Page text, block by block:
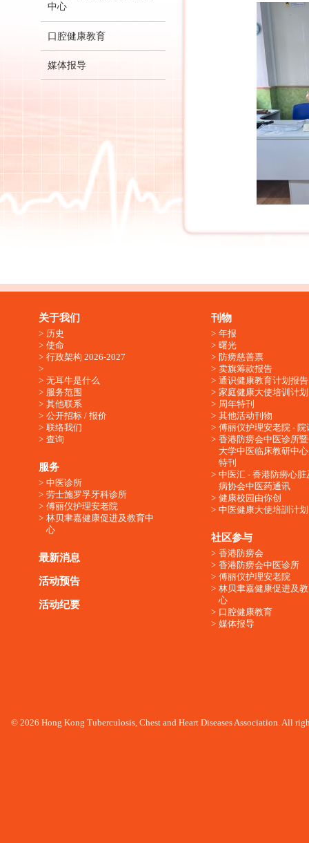
中心
口腔健康教育
媒体报导
关于我们
历史
使命
行政架构 2026-2027
无耳牛是什么
服务范围
其他联系
公开招标 / 报价
联络我们
查询
服务
中医诊所
劳士施罗孚牙科诊所
傅丽仪护理安老院
林贝聿嘉健康促进及教育中
心
最新消息
活动预告
活动纪要
刊物
年报
曙光
防痨慈善票
卖旗筹款报告
通识健康教育计划报告
家庭健康大使培训计划
周年特刊
其他活动刊物
傅丽仪护理安老院 - 院
香港防痨会中医诊所
大学中医临床教研中
特刊
中医汇 - 香港防痨心脏
病协会中医药通讯
健康校园由你创
中医健康大使培訓计划
社区参与
香港防痨会
香港防痨会中医诊所
傅丽仪护理安老院
林贝聿嘉健康促进及
心
口腔健康教育
媒体报导
© 2026 Hong Kong Tuberculosis, Chest and Heart Diseases Association. All